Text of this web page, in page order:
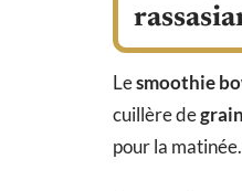
Lesmoothie
cuillère de
pour la